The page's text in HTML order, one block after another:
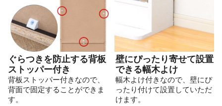
ぐらつきを防止する背板
ストッパー付き
背板ストッパー付きなので、
背面で固定することができま
す。
壁にぴったり寄せて設置
できる幅木よけ
幅木よけ付きなので、壁にぴ
ったり付けて設置していただ
けます。